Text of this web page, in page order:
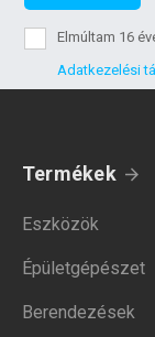
Elmúltam 16
Adatkezelési
Termékek
Eszközök
Épületgépészet
Berendezések